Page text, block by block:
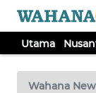
Utama
Wahana
TV
Tutup